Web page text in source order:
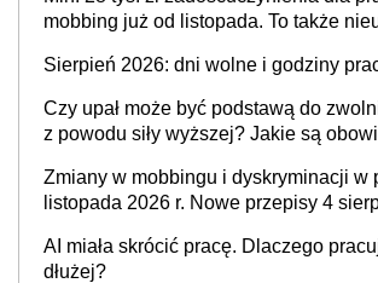
mobbing już od listopada. To także
Sierpień 2026: dni wolne i godziny
Czy upał może być podstawą do
z powodu siły wyższej? Jakie są
Zmiany w mobbingu i dyskryminacji w
listopada 2026 r. Nowe przepisy 4
AI miała skrócić pracę. Dlaczego
dłużej?